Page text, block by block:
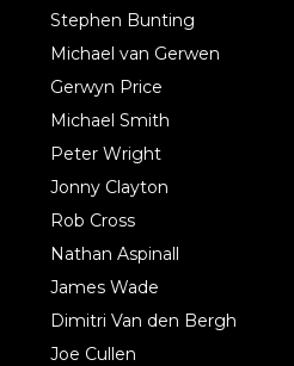
Stephen Bunting
Michael van Gerwen
Gerwyn Price
Michael Smith
Peter Wright
Jonny Clayton
Rob Cross
Nathan Aspinall
James Wade
Dimitri Van den Bergh
Joe Cullen